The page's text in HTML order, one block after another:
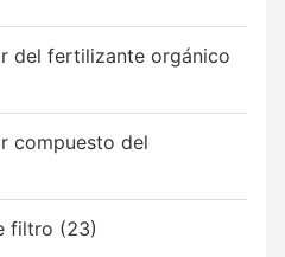
del fertilizante orgánico
compuesto del
filtro (23)